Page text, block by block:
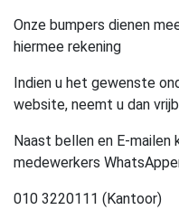
Onze bumpers dienen
hiermee rekening
Indien u het gewenste
website, neemt u dan
Naast bellen en E-mailen
medewerkers
010 3220111 (Kantoor)